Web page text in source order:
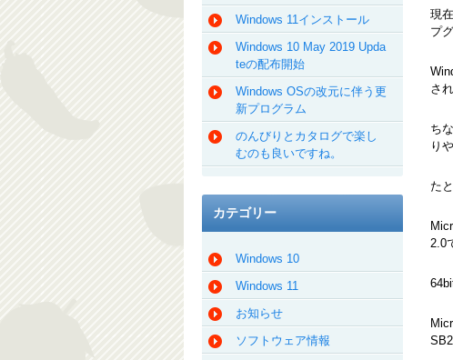
現
プ
さ
ち
り
た
2.0
Windows 11インストール
Windows 10 May 2019 Upda
teの配布開始
Windows OSの改元に伴う更
新プログラム
のんびりとカタログで楽し
むのも良いですね。
カテゴリー
Windows 10
Windows 11
お知らせ
ソフトウェア情報